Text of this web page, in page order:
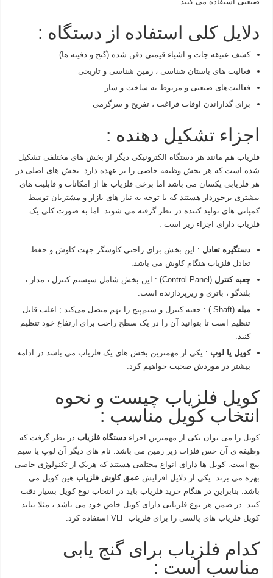
دلایل کلی استفاده از دستگاه :
کشف عتیقه جات و اشیاء قیمتی دفن شده (گنج و دفینه ها)
فعالیت های باستان شناسی ، زمین شناسی و تاریخی
فعالیت‌های صنعتی و مربوط به ساخت و ساز
برای گذاراندن اوقات فراغت ، تفریح و سرگرمی
اجزاء تشکیل دهنده :
فلزیاب هم مانند هر دستگاه الکترونیکی دیگر از بخش های مختلفی تشکیل
شده است که هر بخش وظیفه خاصی را بر عهده دارد. بخش های اصلی در
هر فلزیابی یکسان می باشد اما برخی فلزیاب ها از امکانات و قابلیت های
بیشتری برخوردار هستند که با توجه به نیاز های بازار و مشتریان توسط
کمپانی های تولید کننده در نظر گرفته می شوند. اما به صورت کلی یک
فلزیاب دارای اجزاء زیر است :
دستگیره تعادل : این بخش برای راحتی کاوشگر جهت کاوش و حفظ
تعادل فلزیاب هنگام کاوش می باشد.
جعبه کنترل
(Control Panel) : این بخش شامل سیستم کنترل ، مدار ،
بلندگو ، باتری و ریزپردازنده است.
میله
(Shaft ) : جعبه کنترل و سیم‌پیچ را بهم متصل می‌کند ; اغلب قابل
تنظیم است تا بتوانید آن را در یک سطح راحت برای ارتفاع خود تنظیم
کنید.
کویل یا لوپ : یکی از مهمترین بخش های یک فلزیاب می باشد در ادامه
بیشتر در موردش صحبت خواهیم کرد.
کویل فلزیاب چیست و نحوه
انتخاب کویل مناسب :
کویل را می توان یکی از مهمترین اجزاءدستگاه فلزیاب در نظر گرفت که
وظیفه ی آن حس فلزات زیر زمین می باشد. نام های دیگر آن لوپ یا سیم
پیچ است. کویل ها دارای انواع مختلفی هستند که هریک از تکنولوژی خاصی
بهره می برند. یکی از دلایل افزایش عمق کاوش فلزیاب هین کویل می
باشد. بنابراین در هنگام خرید فلزیاب باید در انتخاب نوع کویل بسیار دقت
کنید. در ضمن هر نوع فلزیابی دارای کویل خاص خود می باشد ، مثلا نباید
کویل فلزیاب های پالسی را برای فلزیاب VLF استفاده کرد.
کدام فلزیاب برای گنج یابی
مناسب است :